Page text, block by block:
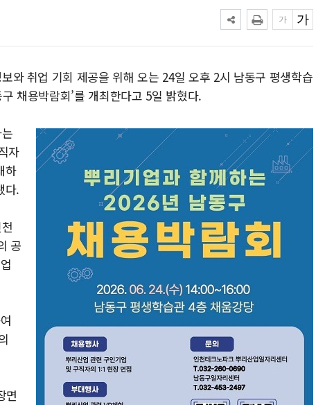
와 취업 기회 제공을 위해 오는 24일 오후 2시 남동구 평생학습
채용박람회’를 개최한다고 5일 밝혔다.
자
하
다.
공
면